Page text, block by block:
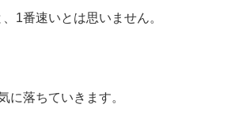
1番速いとは思いません。
に落ちていきます。